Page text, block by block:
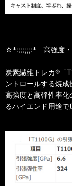
☆*:;;;;;;:* 高強度・
炭素繊維トレカ®「
ントロールする焼
高強度と高弾性率
るハイエンド用途で